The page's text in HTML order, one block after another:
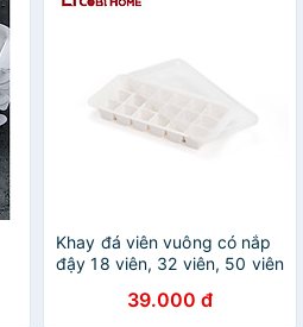
Khay đá viên vuông có nắp
đậy 18 viên, 32 viên, 50 viên
39.000 đ